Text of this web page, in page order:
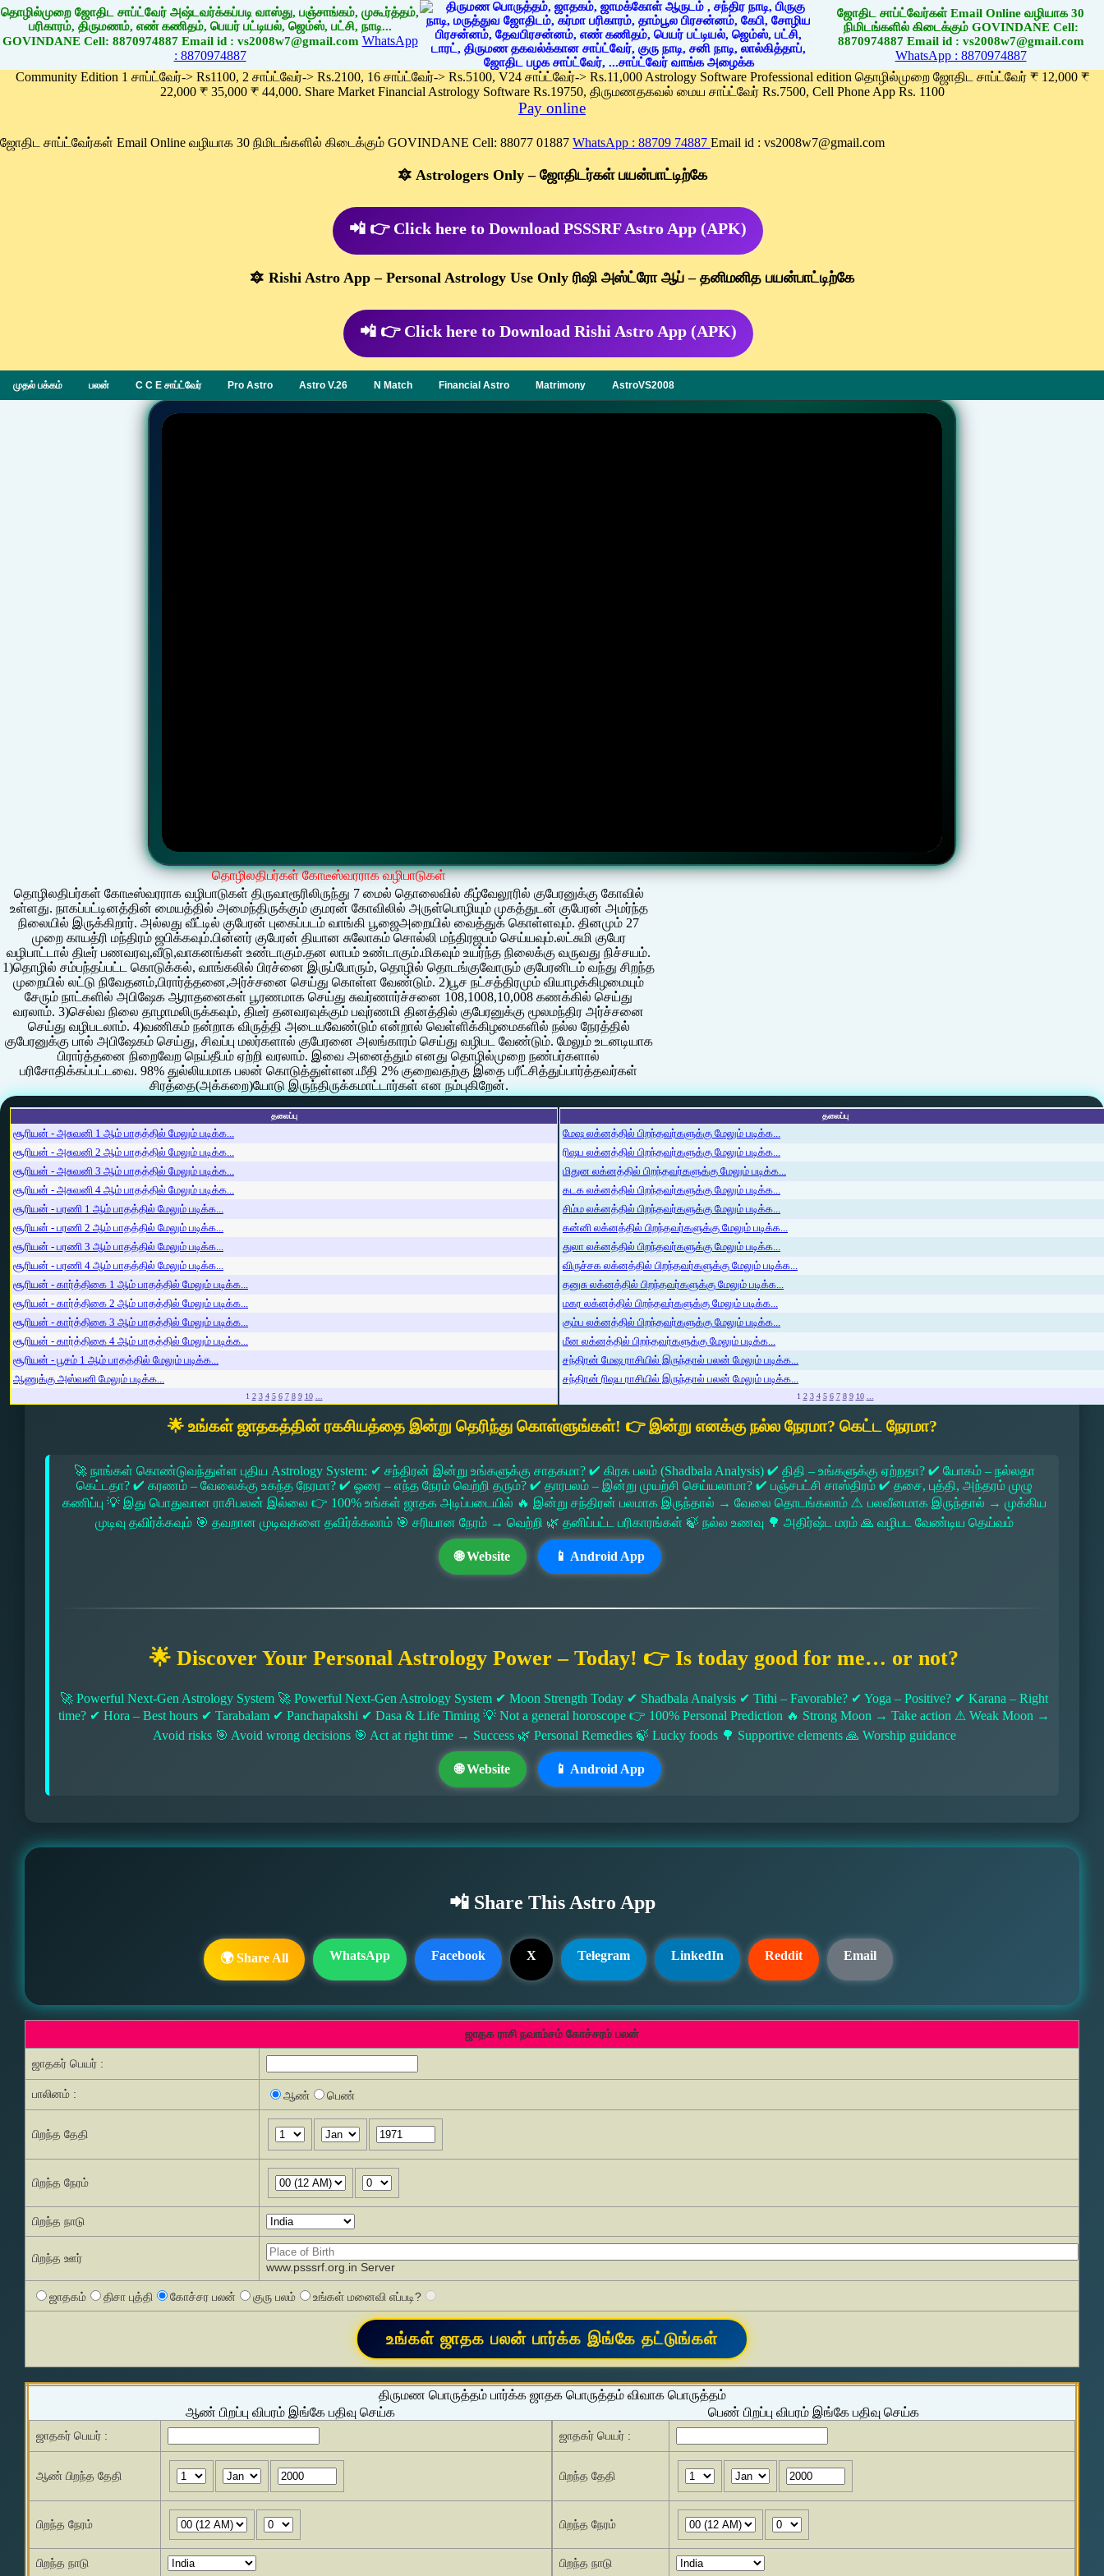
தொழில்முறை ஜோதிட சாப்ட்வேர் அஷ்டவர்க்கப்படி வாஸ்து, பஞ்சாங்கம், முகூர்த்தம்,
பரிகாரம், திருமணம், எண் கணிதம், பெயர் பட்டியல், ஜெம்ஸ், பட்சி, நாடி...
GOVINDANE Cell: 8870974887 Email id : vs2008w7@gmail.com WhatsApp
: 8870974887
ஜோதிட சாப்ட்வேர்கள் Email Online வழியாக 30
நிமிடங்களில் கிடைக்கும் GOVINDANE Cell:
8870974887 Email id : vs2008w7@gmail.com
WhatsApp : 8870974887
Community Edition 1 சாப்ட்வேர்-> Rs1100, 2 சாப்ட்வேர்-> Rs.2100, 16 சாப்ட்வேர்-> Rs.5100, V24 சாப்ட்வேர்-> Rs.11,000 Astrology Software Professional edition தொழில்முறை ஜோதிட சாப்ட்வேர் ₹ 12,000 ₹
22,000 ₹ 35,000 ₹ 44,000. Share Market Financial Astrology Software Rs.19750, திருமணதகவல் மைய சாப்ட்வேர் Rs.7500, Cell Phone App Rs. 1100
Pay online
ஜோதிட சாப்ட்வேர்கள் Email Online வழியாக 30 நிமிடங்களில் கிடைக்கும் GOVINDANE Cell: 88077 01887 WhatsApp : 88709 74887 Email id : vs2008w7@gmail.com
🔯 Astrologers Only – ஜோதிடர்கள் பயன்பாட்டிற்கே
📲 👉 Click here to Download PSSSRF Astro App (APK)
🔯 Rishi Astro App – Personal Astrology Use Only ரிஷி அஸ்ட்ரோ ஆப் – தனிமனித பயன்பாட்டிற்கே
📲 👉 Click here to Download Rishi Astro App (APK)
முதல் பக்கம் பலன் C C E சாப்ட்வேர் Pro Astro Astro V.26 N Match Financial Astro Matrimony AstroVS2008
தொழிலதிபர்கள் கோடீஸ்வரராக வழிபாடுகள்
தொழிலதிபர்கள் கோடீஸ்வரராக வழிபாடுகள் திருவாரூரிலிருந்து 7 மைல் தொலைவில் கீழ்வேலூரில் குபேரனுக்கு கோவில்
உள்ளது. நாகப்பட்டினத்தின் மையத்தில் அமைந்திருக்கும் குமரன் கோவிலில் அருள்பொழியும் முகத்துடன் குபேரன் அமர்ந்த
நிலையில் இருக்கிறார். அல்லது வீட்டில் குபேரன் புகைப்படம் வாங்கி பூஜைஅறையில் வைத்துக் கொள்ளவும். தினமும் 27
முறை காயத்ரி மந்திரம் ஜபிக்கவும்.பின்னர் குபேரன் தியான சுலோகம் சொல்லி மந்திரஜபம் செய்யவும்.லட்சுமி குபேர
வழிபாட்டால் திடீர் பணவரவு,வீடு,வாகனங்கள் உண்டாகும்.தன லாபம் உண்டாகும்.மிகவும் உயர்ந்த நிலைக்கு வருவது நிச்சயம்.
1)தொழில் சம்பந்தப்பட்ட கொடுக்கல், வாங்கலில் பிரச்னை இருப்போரும், தொழில் தொடங்குவோரும் குபேரனிடம் வந்து சிறந்த
முறையில் லட்டு நிவேதனம்,பிரார்த்தனை,அர்ச்சனை செய்து கொள்ள வேண்டும். 2)பூச நட்சத்திரமும் வியாழக்கிழமையும்
சேரும் நாட்களில் அபிஷேக ஆராதனைகள் பூரணமாக செய்து சுவர்ணார்ச்சனை 108,1008,10,008 கணக்கில் செய்து
வரலாம். 3)செல்வ நிலை தாழாமலிருக்கவும், திடீர் தனவரவுக்கும் பவுர்ணமி தினத்தில் குபேரனுக்கு மூலமந்திர அர்ச்சனை
செய்து வழிபடலாம். 4)வணிகம் நன்றாக விருத்தி அடையவேண்டும் என்றால் வெள்ளிக்கிழமைகளில் நல்ல நேரத்தில்
குபேரனுக்கு பால் அபிஷேகம் செய்து, சிவப்பு மலர்களால் குபேரனை அலங்காரம் செய்து வழிபட வேண்டும். மேலும் உடனடியாக
பிரார்த்தனை நிறைவேற நெய்தீபம் ஏற்றி வரலாம். இவை அனைத்தும் எனது தொழில்முறை நண்பர்களால்
பரிசோதிக்கப்பட்டவை. 98% துல்லியமாக பலன் கொடுத்துள்ளன.மீதி 2% குறைவதற்கு இதை பரீட்சித்துப்பார்த்தவர்கள்
சிரத்தை(அக்கறை)யோடு இருந்திருக்கமாட்டார்கள் என நம்புகிறேன்.
தலைப்பு
சூரியன் - அசுவனி 1 ஆம் பாதத்தில் மேலும் படிக்க...
சூரியன் - அசுவனி 2 ஆம் பாதத்தில் மேலும் படிக்க...
சூரியன் - அசுவனி 3 ஆம் பாதத்தில் மேலும் படிக்க...
சூரியன் - அசுவனி 4 ஆம் பாதத்தில் மேலும் படிக்க...
சூரியன் - பரணி 1 ஆம் பாதத்தில் மேலும் படிக்க...
சூரியன் - பரணி 2 ஆம் பாதத்தில் மேலும் படிக்க...
சூரியன் - பரணி 3 ஆம் பாதத்தில் மேலும் படிக்க...
சூரியன் - பரணி 4 ஆம் பாதத்தில் மேலும் படிக்க...
சூரியன் - கார்த்திகை 1 ஆம் பாதத்தில் மேலும் படிக்க...
சூரியன் - கார்த்திகை 2 ஆம் பாதத்தில் மேலும் படிக்க...
சூரியன் - கார்த்திகை 3 ஆம் பாதத்தில் மேலும் படிக்க...
சூரியன் - கார்த்திகை 4 ஆம் பாதத்தில் மேலும் படிக்க...
சூரியன் - பூசம் 1 ஆம் பாதத்தில் மேலும் படிக்க...
ஆணுக்கு அஸ்வனி மேலும் படிக்க...
1 2 3 4 5 6 7 8 9 10 ...
தலைப்பு
மேஷ லக்னத்தில் பிறந்தவர்களுக்கு மேலும் படிக்க...
ரிஷப லக்னத்தில் பிறந்தவர்களுக்கு மேலும் படிக்க...
மிதுன லக்னத்தில் பிறந்தவர்களுக்கு மேலும் படிக்க...
கடக லக்னத்தில் பிறந்தவர்களுக்கு மேலும் படிக்க...
சிம்ம லக்னத்தில் பிறந்தவர்களுக்கு மேலும் படிக்க...
கன்னி லக்னத்தில் பிறந்தவர்களுக்கு மேலும் படிக்க...
துலா லக்னத்தில் பிறந்தவர்களுக்கு மேலும் படிக்க...
விருச்சக லக்னத்தில் பிறந்தவர்களுக்கு மேலும் படிக்க...
தனுசு லக்னத்தில் பிறந்தவர்களுக்கு மேலும் படிக்க...
மகர லக்னத்தில் பிறந்தவர்களுக்கு மேலும் படிக்க...
கும்ப லக்னத்தில் பிறந்தவர்களுக்கு மேலும் படிக்க...
மீன லக்னத்தில் பிறந்தவர்களுக்கு மேலும் படிக்க...
சந்திரன் மேஷ ராசியில் இருந்தால் பலன் மேலும் படிக்க...
சந்திரன் ரிஷப ராசியில் இருந்தால் பலன் மேலும் படிக்க...
1 2 3 4 5 6 7 8 9 10 ...
🌟 உங்கள் ஜாதகத்தின் ரகசியத்தை இன்று தெரிந்து கொள்ளுங்கள்! 👉 இன்று எனக்கு நல்ல நேரமா? கெட்ட நேரமா?
🚀 நாங்கள் கொண்டுவந்துள்ள புதிய Astrology System: ✔ சந்திரன் இன்று உங்களுக்கு சாதகமா? ✔ கிரக பலம் (Shadbala Analysis) ✔ திதி – உங்களுக்கு ஏற்றதா? ✔ யோகம் – நல்லதா
கெட்டதா? ✔ கரணம் – வேலைக்கு உகந்த நேரமா? ✔ ஓரை – எந்த நேரம் வெற்றி தரும்? ✔ தாரபலம் – இன்று முயற்சி செய்யலாமா? ✔ பஞ்சபட்சி சாஸ்திரம் ✔ தசை, புத்தி, அந்தரம் முழு
கணிப்பு 💡 இது பொதுவான ராசிபலன் இல்லை 👉 100% உங்கள் ஜாதக அடிப்படையில் 🔥 இன்று சந்திரன் பலமாக இருந்தால் → வேலை தொடங்கலாம் ⚠ பலவீனமாக இருந்தால் → முக்கிய
முடிவு தவிர்க்கவும் 🎯 தவறான முடிவுகளை தவிர்க்கலாம் 🎯 சரியான நேரம் → வெற்றி 🌿 தனிப்பட்ட பரிகாரங்கள் 🍃 நல்ல உணவு 🌳 அதிர்ஷ்ட மரம் 🙏 வழிபட வேண்டிய தெய்வம்
🌐 Website 📱 Android App
🌟 Discover Your Personal Astrology Power – Today! 👉 Is today good for me… or not?
🚀 Powerful Next-Gen Astrology System 🚀 Powerful Next-Gen Astrology System ✔ Moon Strength Today ✔ Shadbala Analysis ✔ Tithi – Favorable? ✔ Yoga – Positive? ✔ Karana – Right
time? ✔ Hora – Best hours ✔ Tarabalam ✔ Panchapakshi ✔ Dasa & Life Timing 💡 Not a general horoscope 👉 100% Personal Prediction 🔥 Strong Moon → Take action ⚠ Weak Moon →
Avoid risks 🎯 Avoid wrong decisions 🎯 Act at right time → Success 🌿 Personal Remedies 🍃 Lucky foods 🌳 Supportive elements 🙏 Worship guidance
🌐 Website 📱 Android App
📲 Share This Astro App
🌍 Share All WhatsApp Facebook X Telegram LinkedIn Reddit Email
ஜாதக ராசி நவாம்சம் கோச்சரம் பலன்
ஜாதகர் பெயர் :
பாலினம் : ஆண் பெண்
பிறந்த தேதி
பிறந்த நேரம்
பிறந்த நாடு
பிறந்த ஊர்
www.psssrf.org.in Server
ஜாதகம் திசா புத்தி கோச்சர பலன் குரு பலம் உங்கள் மனைவி எப்படி?
திருமண பொருத்தம் பார்க்க ஜாதக பொருத்தம் விவாக பொருத்தம்
ஆண் பிறப்பு விபரம் இங்கே பதிவு செய்க
பெண் பிறப்பு விபரம் இங்கே பதிவு செய்க
ஜாதகர் பெயர் :
ஆண் பிறந்த தேதி
பிறந்த நேரம்
பிறந்த நாடு
ஜாதகர் பெயர் :
பிறந்த தேதி
பிறந்த நேரம்
பிறந்த நாடு